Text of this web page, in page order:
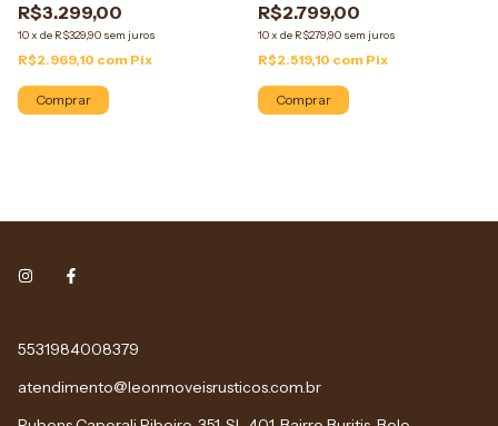
R$3.299,00
10x de R$329,90 sem juros
R$2.969,10 com Pix
Comprar
R$2.799,00
10x de R$279,90 sem juros
R$2.519,10 com Pix
Comprar
5531984008379
atendimento@leonmoveisrusticos.com.br